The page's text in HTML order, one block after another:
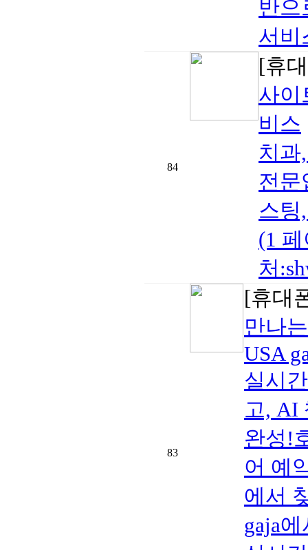
반으
서비
84
[휴
사이
비스
치과
전문
스팅
(1
처
83
[휴대
만나
USA
실시
고, AI
완성!
어 예
에서
gaja